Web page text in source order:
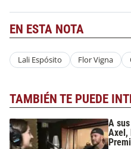
EN ESTA NOTA
Lali Espósito Flor Vigna
TAMBIÉN TE PUEDE
A
Axel,